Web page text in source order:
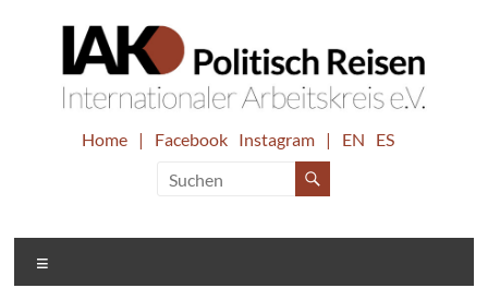
IAK.
Reisen
Internationaler
Home | Facebook Instagram | EN ES